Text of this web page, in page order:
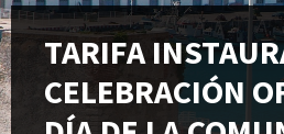
TARIFA
CELEBRACIÓN